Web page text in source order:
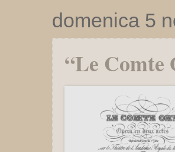
domenica 5
“Le